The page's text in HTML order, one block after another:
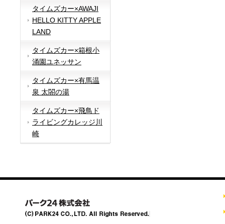
タイムズカー×AWAJI
HELLO KITTY APPLE
LAND
タイムズカー×箱根小
涌園ユネッサン
タイムズカー×有馬温
泉 太閤の湯
タイムズカー×飛鳥ド
ライビングカレッジ川
崎